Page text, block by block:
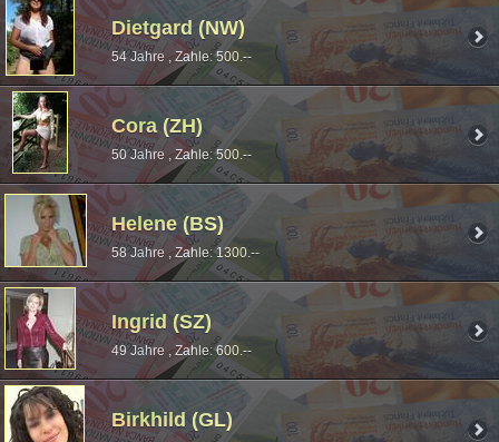
Dietgard (NW)
54 Jahre , Zahle: 500.--
Cora (ZH)
50 Jahre , Zahle: 500.--
Helene (BS)
58 Jahre , Zahle: 1300.--
Ingrid (SZ)
49 Jahre , Zahle: 600.--
Birkhild (GL)